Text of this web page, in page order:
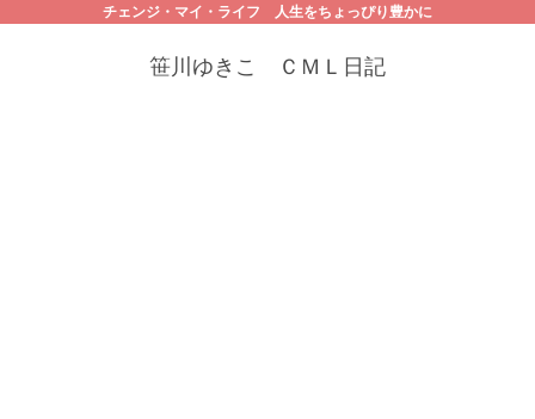
チェンジ・マイ・ライフ 人生をちょっぴり豊かに
笹川ゆきこ ＣＭＬ日記